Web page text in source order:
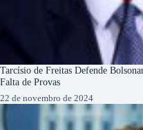
Tarcísio de Freitas Defende
Falta de Provas
22 de novembro de 2024